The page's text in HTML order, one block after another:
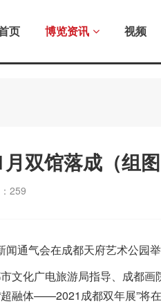
页 博览资讯 视频
双馆落成（组图
259
通气会在成都天府艺术公园举
文化广电旅游局指导、成都画
融体——2021成都双年展”将